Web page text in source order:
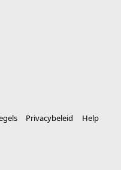
Privacybeleid
Help